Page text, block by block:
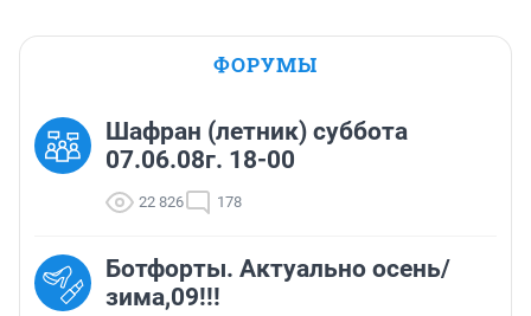
ФОРУМЫ
Шафран (летник) суббота
07.06.08г. 18-00
22 826 178
Ботфорты. Актуально осень/
зима,09!!!